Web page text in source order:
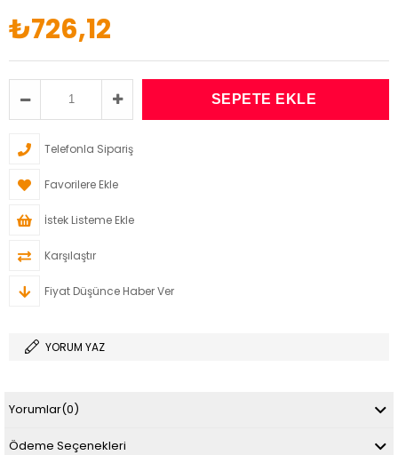
₺726,12
Telefonla Sipariş
Favorilere Ekle
İstek Listeme Ekle
Karşılaştır
Fiyat Düşünce Haber Ver
YORUM YAZ
Yorumlar(0)
Ödeme Seçenekleri